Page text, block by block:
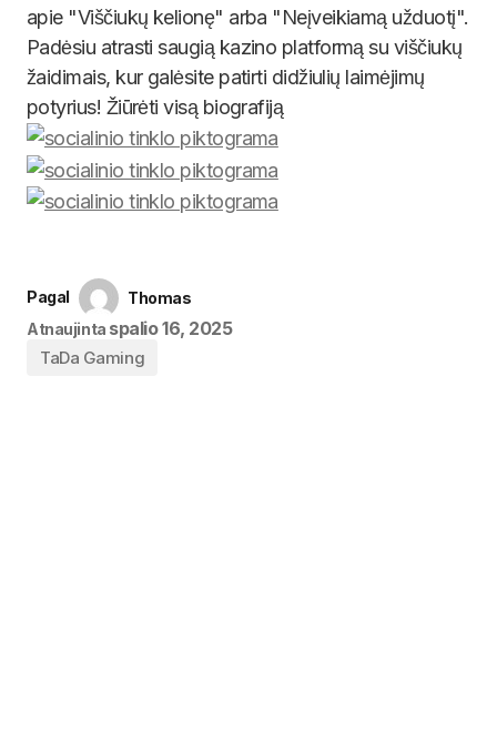
apie "Viščiukų kelionę" arba "Neįveikiamą užduotį".
Padėsiu atrasti saugią kazino platformą su viščiukų
žaidimais, kur galėsite patirti didžiulių laimėjimų
potyrius! Žiūrėti visą biografiją
Pagal
Thomas
Atnaujinta spalio 16, 2025
TaDa Gaming